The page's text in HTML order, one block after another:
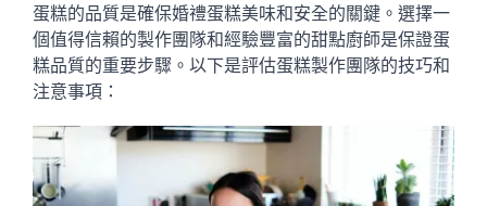
蛋糕的品質是確保婚禮蛋糕美味和安全的關鍵。選擇一
個值得信賴的製作團隊和經驗豐富的甜點廚師是保證蛋
糕品質的重要步驟。以下是評估蛋糕製作團隊的技巧和
注意事項：